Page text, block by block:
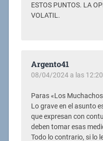
ESTOS PUNTOS. LA
VOLATIL.
Argento41
08/04/2024 a las
Paras «Los
Lo grave en el asunto
que expresan con
deben tomar esas
Todo lo contrario, si lo